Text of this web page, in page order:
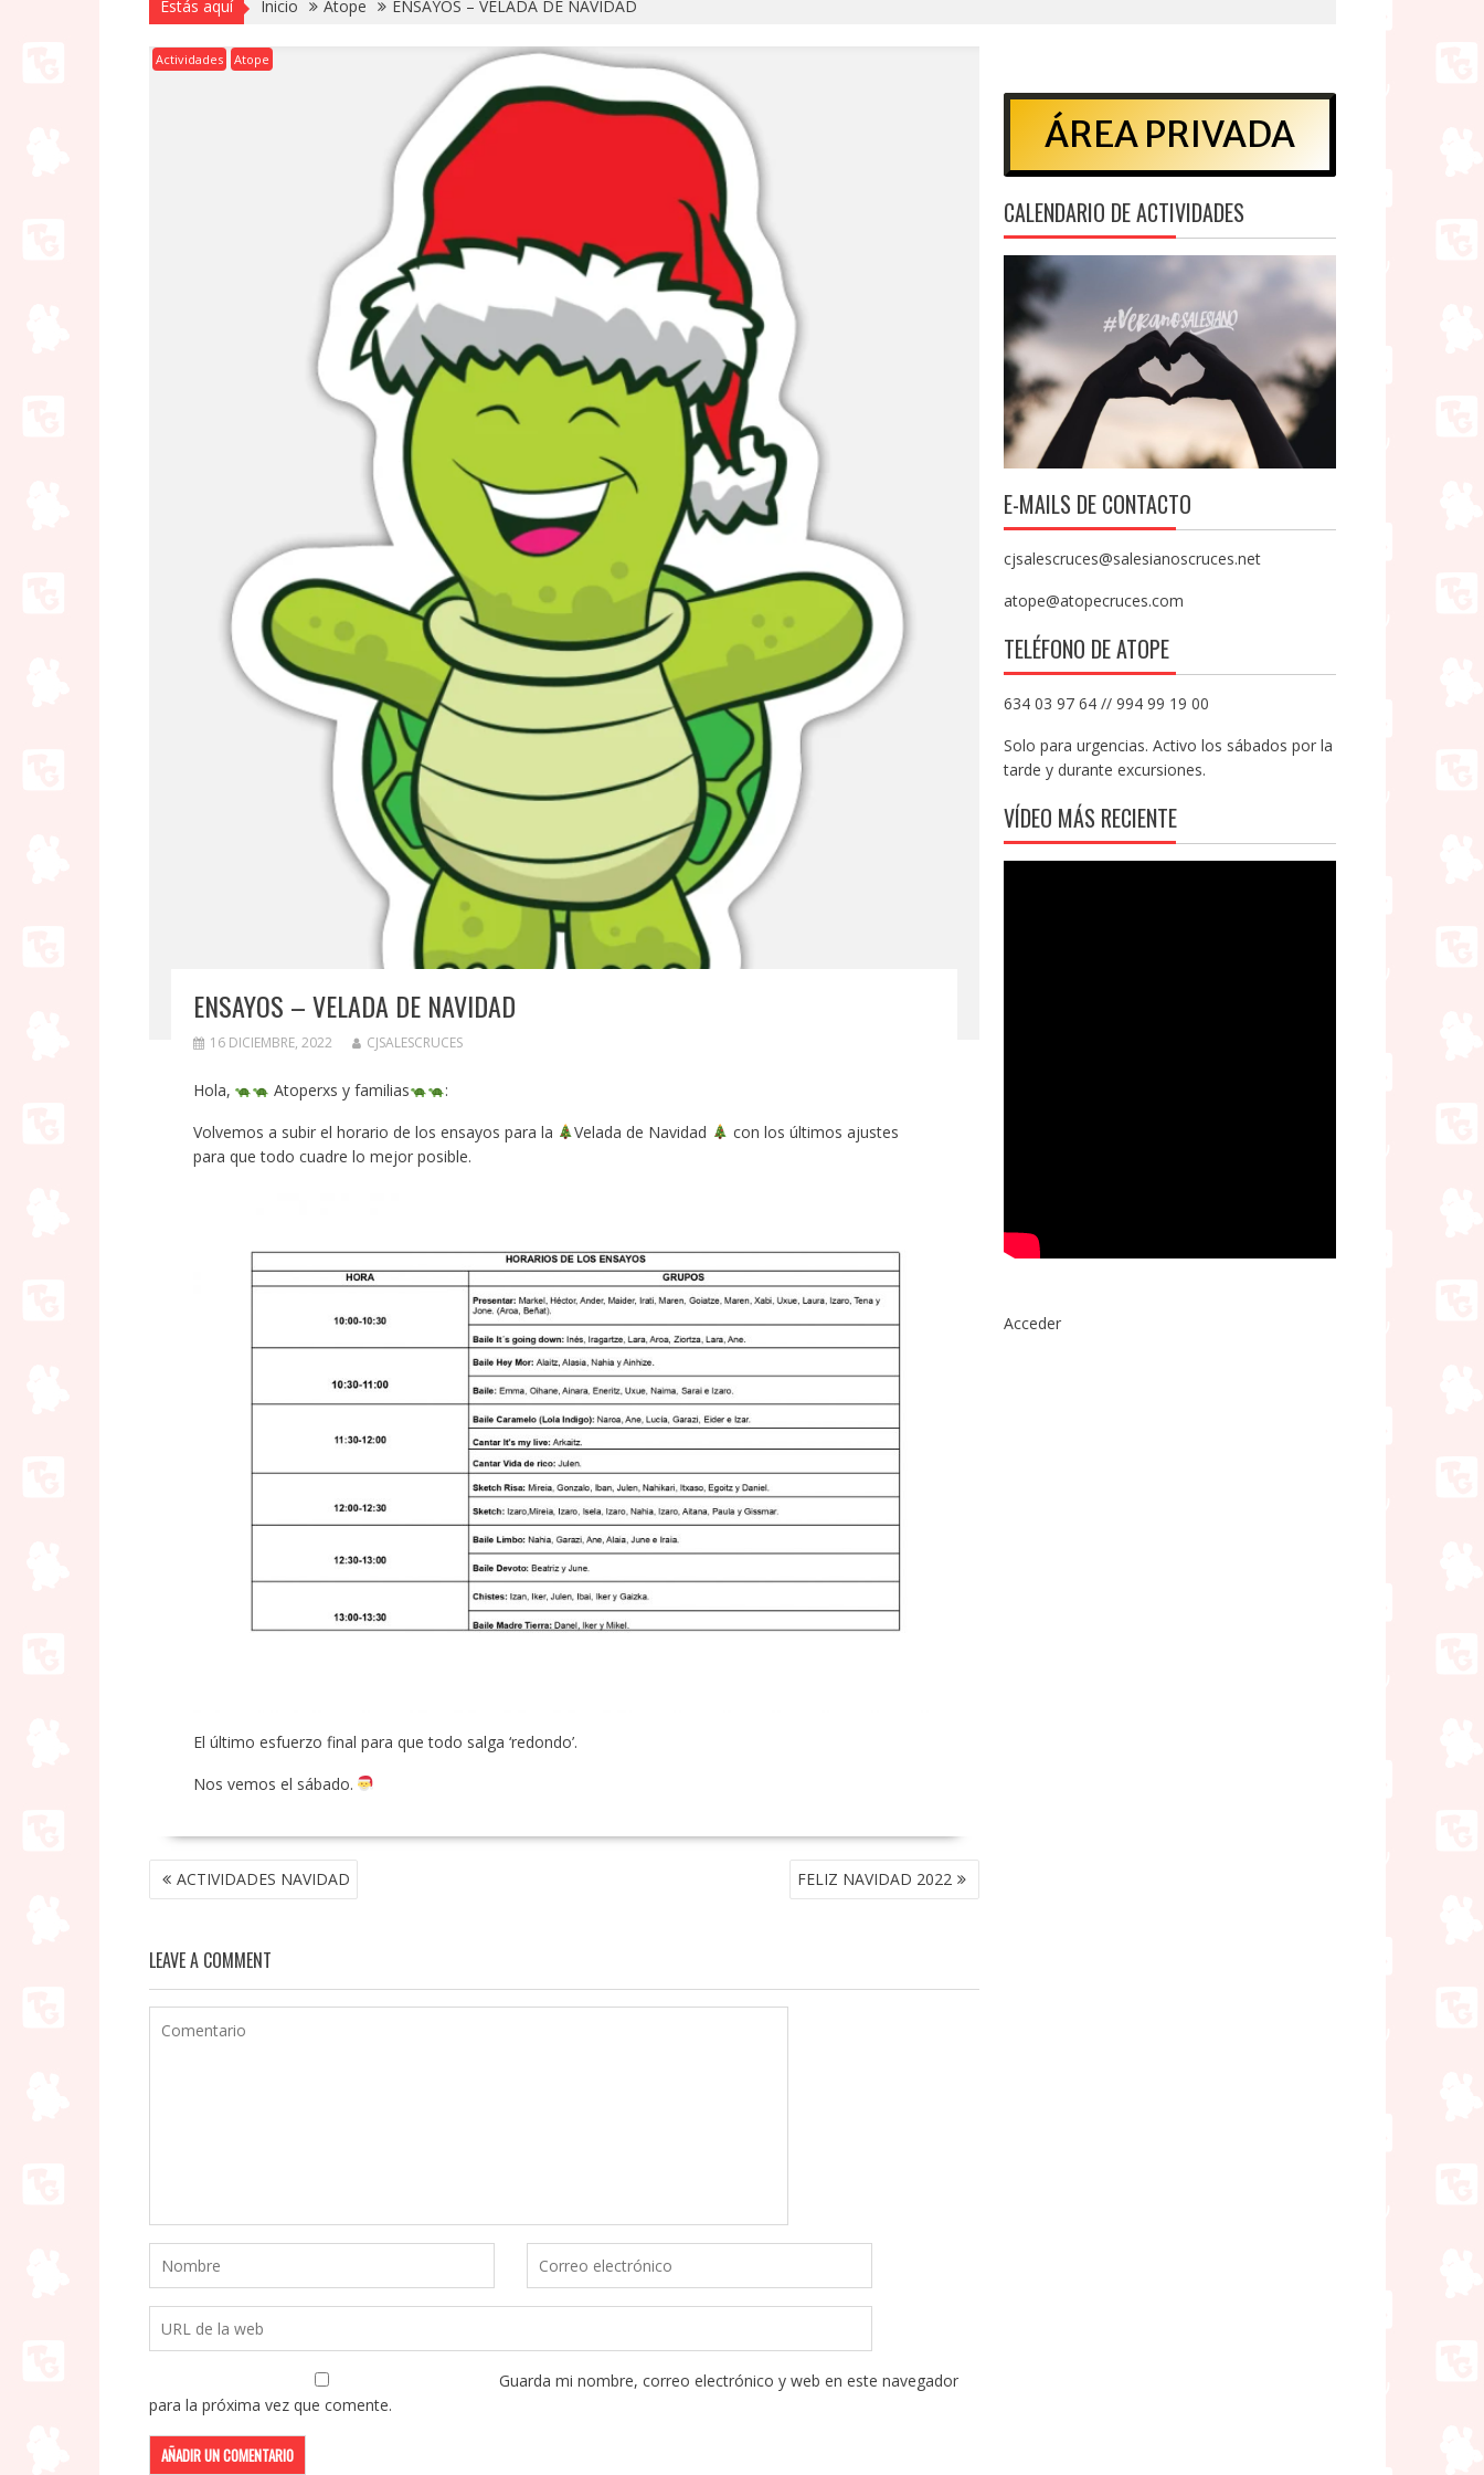
Estás aquí Inicio Atope ENSAYOS – VELADA DE NAVIDAD
Actividades Atope
ENSAYOS – VELADA DE NAVIDAD
16 DICIEMBRE, 2022 CJSALESCRUCES
Hola, Atoperxs y familias
:
Volvemos a subir el horario de los ensayos para la
Velada de Navidad
con los últimos ajustes
para que todo cuadre lo mejor posible.
El último esfuerzo final para que todo salga ‘redondo’.
Nos vemos el sábado.
NAVEGACIÓN
DE ACTIVIDADES NAVIDAD FELIZ NAVIDAD 2022
LEAVE A COMMENT
Guarda mi nombre, correo electrónico y web en este navegador
para la próxima vez que comente.
ÁREA PRIVADA
CALENDARIO DE ACTIVIDADES
E-MAILS DE CONTACTO
cjsalescruces@salesianoscruces.net
atope@atopecruces.com
TELÉFONO DE ATOPE
634 03 97 64 // 994 99 19 00
Solo para urgencias. Activo los sábados por la
tarde y durante excursiones.
VÍDEO MÁS RECIENTE
Acceder